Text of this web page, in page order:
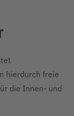
hierdurch freie
die Innen- und